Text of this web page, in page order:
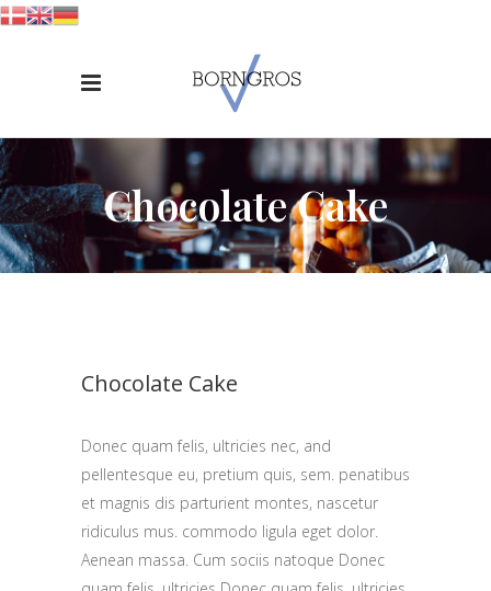
Chocolate Cake
Chocolate Cake
Donec quam felis, ultricies nec, and
pellentesque eu, pretium quis, sem. penatibus
et magnis dis parturient montes, nascetur
ridiculus mus. commodo ligula eget dolor.
Aenean massa. Cum sociis natoque Donec